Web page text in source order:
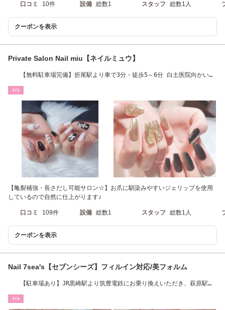
口コミ 10件 設備 総数1 スタッフ 総数1人
クーポンを表示
Private Salon Nail miu【ネイルミュウ】
【無料駐車場完備】折尾駅より車で3分・徒歩5～6分 白土医院向かい緑
ﾈｲﾙ
【亀裂補強・長さだし可能サロン☆】お爪に馴染みやすいジェリップを使用
しているので自然に仕上がります♪
口コミ 109件 設備 総数1 スタッフ 総数1人
クーポンを表示
Nail 7sea's【セブンシーズ】フィルイン対応/美フォルム
【駐車場あり】JR黒崎駅より筑豊電鉄にお乗り換えいただき、萩原駅下
ﾈｲﾙ